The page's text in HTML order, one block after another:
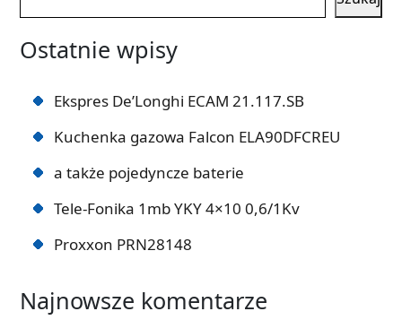
Ostatnie wpisy
Ekspres De’Longhi ECAM 21.117.SB
Kuchenka gazowa Falcon ELA90DFCREU
a także pojedyncze baterie
Tele-Fonika 1mb YKY 4×10 0,6/1Kv
Proxxon PRN28148
Najnowsze komentarze